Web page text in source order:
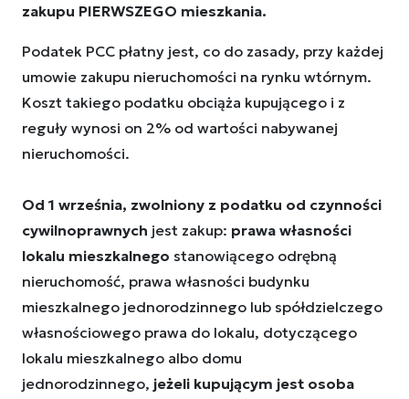
zakupu PIERWSZEGO mieszkania.
Podatek PCC płatny jest, co do zasady, przy każdej
umowie zakupu nieruchomości na rynku wtórnym.
Koszt takiego podatku obciąża kupującego i z
reguły wynosi on 2% od wartości nabywanej
nieruchomości.
Od 1 września, zwolniony z podatku od czynności
cywilnoprawnych jest zakup: prawa własności
lokalu mieszkalnego stanowiącego odrębną
nieruchomość, prawa własności budynku
mieszkalnego jednorodzinnego lub spółdzielczego
własnościowego prawa do lokalu, dotyczącego
lokalu mieszkalnego albo domu
jednorodzinnego, jeżeli kupującym jest osoba